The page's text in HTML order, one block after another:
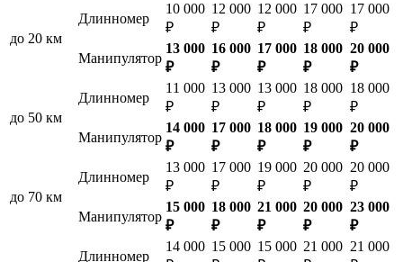
до 20 км
Длинномер
10 000
₽
12 000
₽
12 000
₽
17 000
₽
17 000
₽
Манипулятор
13 000
₽
16 000
₽
17 000
₽
18 000
₽
20 000
₽
до 50 км
Длинномер
11 000
₽
13 000
₽
13 000
₽
18 000
₽
18 000
₽
Манипулятор
14 000
₽
17 000
₽
18 000
₽
19 000
₽
20 000
₽
до 70 км
Длинномер
13 000
₽
17 000
₽
19 000
₽
20 000
₽
20 000
₽
Манипулятор
15 000
₽
18 000
₽
21 000
₽
20 000
₽
23 000
₽
Длинномер
14 000 15 000 15 000 21 000 21 000